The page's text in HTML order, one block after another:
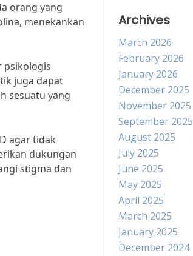
orang yang
menekankan
psikologis
juga dapat
sesuatu yang
agar tidak
dukungan
stigma dan
Archives
March 2026
February 2026
January 2026
December 2025
November 2025
September 2025
August 2025
July 2025
June 2025
May 2025
April 2025
March 2025
January 2025
December 2024